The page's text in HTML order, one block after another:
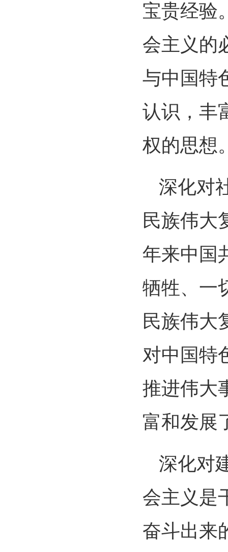
宝贵经验
会主义的
与中国特
认识，丰
权的思想
深化对
民族伟大
年来中国
牺牲、一
民族伟大
对中国特
推进伟大
富和发展
深化对
会主义是
奋斗出来